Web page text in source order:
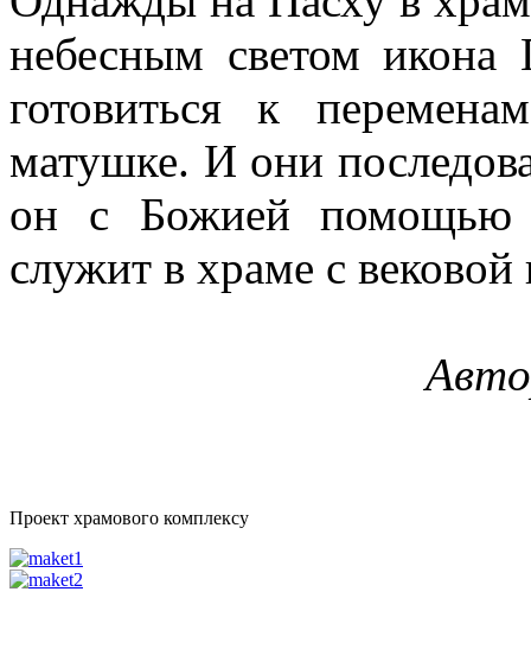
небесным светом икона
готовиться к
матушке. И они
он с Божией помощью
служит в храме с вековой
Проект храмового комплексу